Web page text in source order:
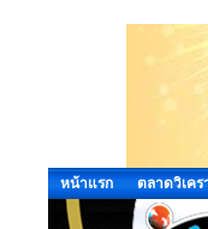
หน้าแรก ตลาดวิเคร